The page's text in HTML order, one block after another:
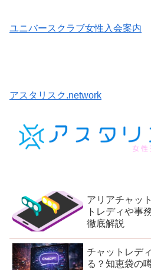
ユニバースクラブ女性入会案内
アスタリスク.network
アリアチャッ
トレディや事
徹底解説
チャットレデ
る？知恵袋の